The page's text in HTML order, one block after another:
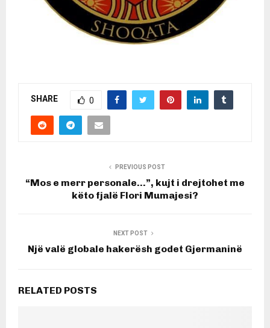
SHARE 0
PREVIOUS POST
“Mos e merr personale…”, kujt i drejtohet me
këto fjalë Flori Mumajesi?
NEXT POST
Një valë globale hakerësh godet Gjermaninë
RELATED POSTS